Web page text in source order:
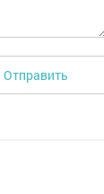
Отправить